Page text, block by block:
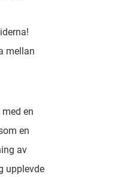
mellan
en
en
av
upplevde